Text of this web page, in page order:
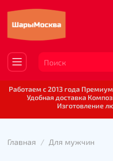
Работаем с 2013 года
Удобная доставка
Изготовление
Главная Для мужчин